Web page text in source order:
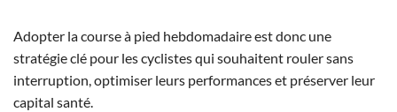
Adopter la course à pied hebdomadaire est donc une
stratégie clé pour les cyclistes qui souhaitent rouler sans
interruption, optimiser leurs performances et préserver leur
capital santé.